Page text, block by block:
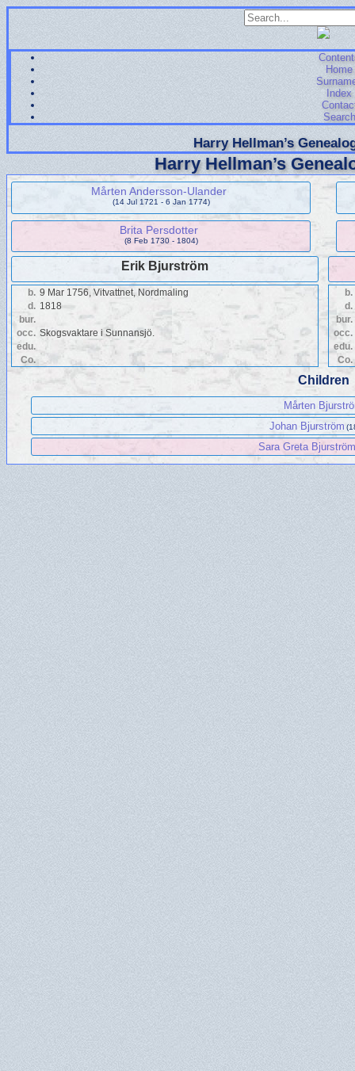
Home
Index
Search
Harry Hellman’s
Harry Hellman’s
Mårten Andersson-Ulander
(14 Jul 1721 - 6 Jan 1774)
Brita Persdotter
(8 Feb 1730 - 1804)
Erik Bjurström
b. 9 Mar 1756, Vitvattnet, Nordmaling
d. 1818
bur.
occ. Skogsvaktare i Sunnansjö.
edu.
Co.
b.
d.
bur.
occ.
edu.
Co.
Children
Mårten
Johan Bjurström
Sara Greta Bjurström